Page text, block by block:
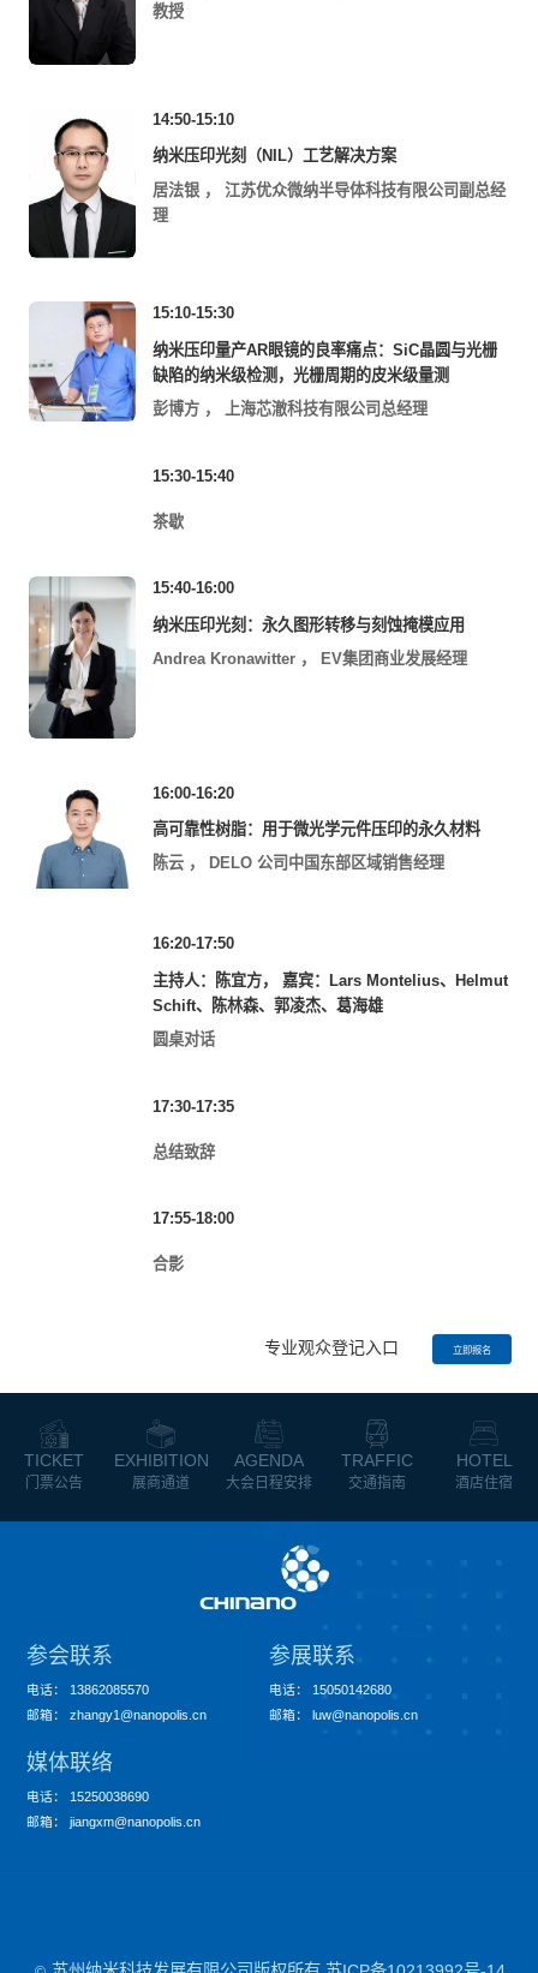
教授
14:50-15:10
纳米压印光刻（NIL）工艺解决方案
居法银 ，
江苏优众微纳半导体科技有限公司副总经
理
15:10-15:30
纳米压印量产AR眼镜的良率痛点：SiC晶圆与光栅
缺陷的纳米级检测，光栅周期的皮米级量测
彭博方 ， 上海芯澈科技有限公司总经理
15:30-15:40
茶歇
15:40-16:00
纳米压印光刻：永久图形转移与刻蚀掩模应用
Andrea Kronawitter ， EV集团商业发展经理
16:00-16:20
高可靠性树脂：用于微光学元件压印的永久材料
陈云 ， DELO 公司中国东部区域销售经理
16:20-17:50
主持人：陈宜方， 嘉宾：Lars Montelius、Helmut
Schift、陈林森、郭凌杰、葛海雄
圆桌对话
17:30-17:35
总结致辞
17:55-18:00
合影
专业观众登记入口 立即报名
TICKET
门票公告
EXHIBITION
展商通道
AGENDA
大会日程安排
TRAFFIC
交通指南
HOTEL
酒店住宿
参会联系
电话： 13862085570
邮箱：zhangy1@nanopolis.cn
参展联系
电话： 15050142680
邮箱： luw@nanopolis.cn
媒体联络
电话： 15250038690
邮箱：jiangxm@nanopolis.cn